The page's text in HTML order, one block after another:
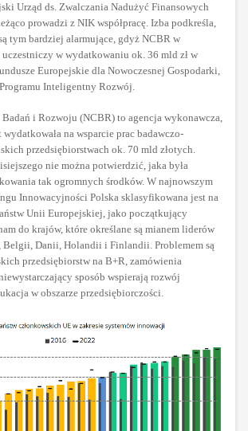
Urząd ds. Zwalczania Nadużyć Finansowych
prowadzi z NIK współpracę. Izba podkreśla,
tym bardziej alarmujące, gdyż NCBR w
w wydatkowaniu ok. 36 mld zł w
Europejskie dla Nowoczesnej Gospodarki,
Inteligentny Rozwój.
i Rozwoju (NCBR) to agencja wykonawcza,
na wsparcie prac badawczo-
przedsiębiorstwach ok. 70 mld złotych.
nie można potwierdzić, jaka była
tak ogromnych środków. W najnowszym
Innowacyjności Polska sklasyfikowana jest na
Unii Europejskiej, jako początkujący
do krajów, które określane są mianem liderów
Danii, Holandii i Finlandii. Problemem są
przedsiębiorstw na B+R, zamówienia
sposób wspierają rozwój
w obszarze przedsiębiorczości.